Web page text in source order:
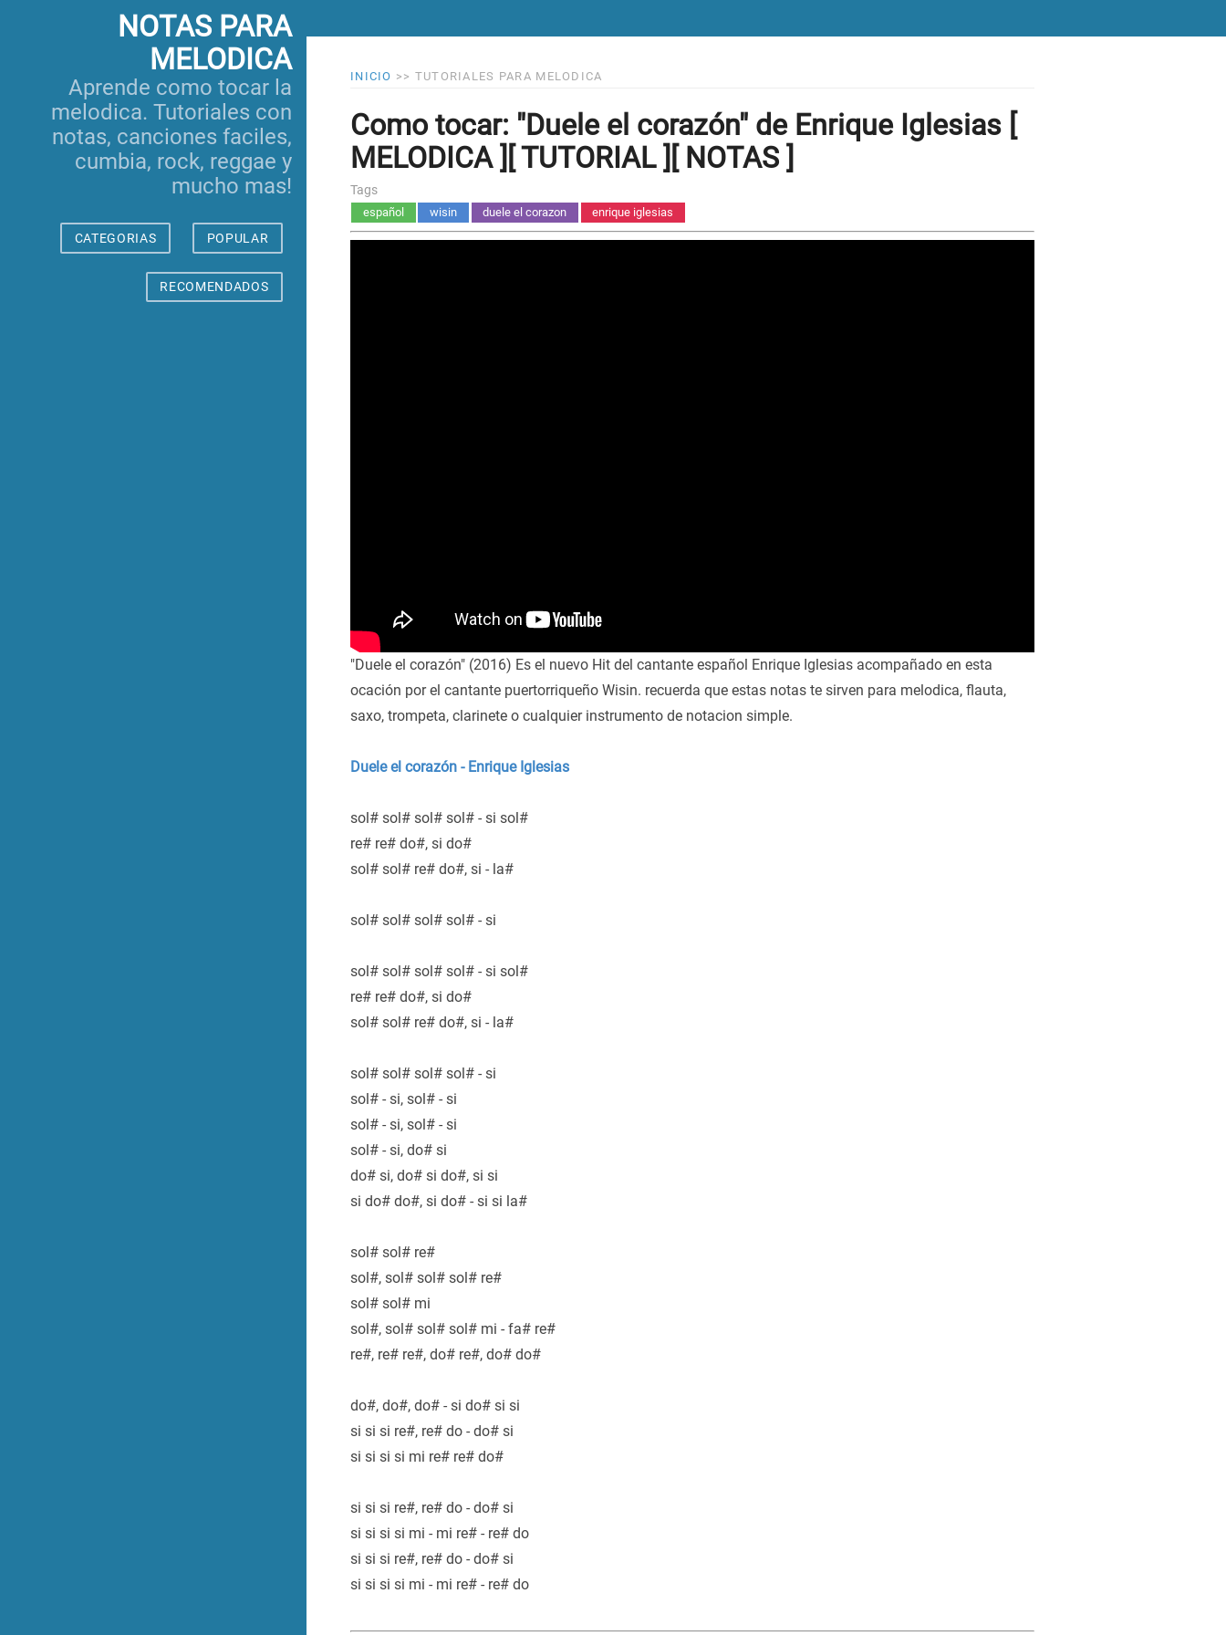
NOTAS PARA
MELODICA
Aprende como tocar la
melodica. Tutoriales con
notas, canciones faciles,
cumbia, rock, reggae y
mucho mas!
CATEGORIAS POPULAR
RECOMENDADOS
INICIO >> TUTORIALES PARA MELODICA
Como tocar: "Duele el corazón" de Enrique Iglesias [
MELODICA ][ TUTORIAL ][ NOTAS ]
Tags
español wisin duele el corazon enrique iglesias
"Duele el corazón" (2016) Es el nuevo Hit del cantante español Enrique Iglesias acompañado en esta
ocación por el cantante puertorriqueño Wisin. recuerda que estas notas te sirven para melodica, flauta,
saxo, trompeta, clarinete o cualquier instrumento de notacion simple.
Duele el corazón - Enrique Iglesias
sol# sol# sol# sol# - si sol#
re# re# do#, si do#
sol# sol# re# do#, si - la#
sol# sol# sol# sol# - si
sol# sol# sol# sol# - si sol#
re# re# do#, si do#
sol# sol# re# do#, si - la#
sol# sol# sol# sol# - si
sol# - si, sol# - si
sol# - si, sol# - si
sol# - si, do# si
do# si, do# si do#, si si
si do# do#, si do# - si si la#
sol# sol# re#
sol#, sol# sol# sol# re#
sol# sol# mi
sol#, sol# sol# sol# mi - fa# re#
re#, re# re#, do# re#, do# do#
do#, do#, do# - si do# si si
si si si re#, re# do - do# si
si si si si mi re# re# do#
si si si re#, re# do - do# si
si si si si mi - mi re# - re# do
si si si re#, re# do - do# si
si si si si mi - mi re# - re# do